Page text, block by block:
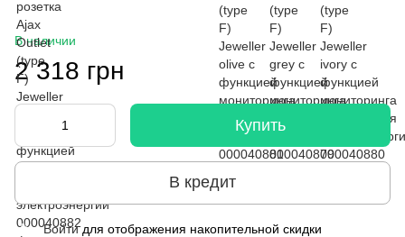
В наличии
2 318 грн
Купить
В кредит
% Войтидля отображения накопительной скидки